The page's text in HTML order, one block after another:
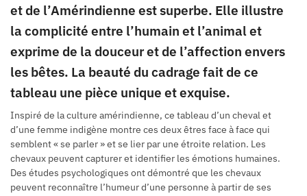
et de l’Amérindienne est superbe. Elle illustre
la complicité entre l’humain et l’animal et
exprime de la douceur et de l’affection envers
les bêtes. La beauté du cadrage fait de ce
tableau une pièce unique et exquise.
Inspiré de la culture amérindienne, ce tableau d’un cheval et
d’une femme indigène montre ces deux êtres face à face qui
semblent « se parler » et se lier par une étroite relation. Les
chevaux peuvent capturer et identifier les émotions humaines.
Des études psychologiques ont démontré que les chevaux
peuvent reconnaître l’humeur d’une personne à partir de ses